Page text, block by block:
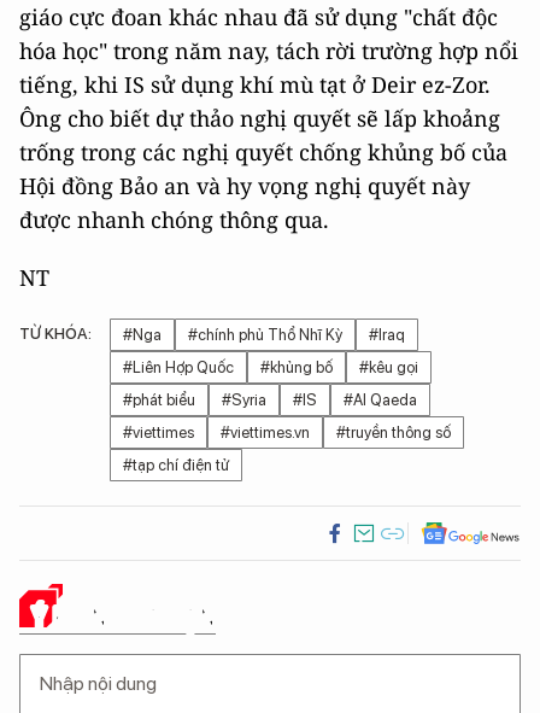
giáo cực đoan khác nhau đã sử dụng "chất độc
hóa học" trong năm nay, tách rời trường hợp nổi
tiếng, khi IS sử dụng khí mù tạt ở Deir ez-Zor.
Ông cho biết dự thảo nghị quyết sẽ lấp khoảng
trống trong các nghị quyết chống khủng bố của
Hội đồng Bảo an và hy vọng nghị quyết này
được nhanh chóng thông qua.
NT
TỪ KHÓA: #Nga #chính phủ Thổ Nhĩ Kỳ
#Iraq
#Liên Hợp Quốc
#khủng bố
#kêu gọi
#phát biểu
#Syria #IS
#Al Qaeda
#viettimes
#viettimes.vn
#truyền thông số
#tạp chí điện tử
Ý KIẾN CỦA BẠN